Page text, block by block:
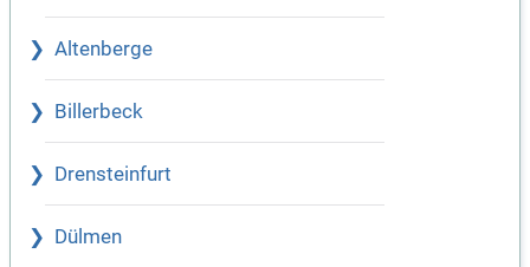
Altenberge
Billerbeck
Drensteinfurt
Dülmen